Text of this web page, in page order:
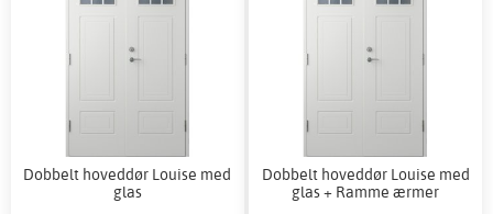
Dobbelt hoveddør Louise med
glas
Dobbelt hoveddør Louise med
glas + Ramme ærmer